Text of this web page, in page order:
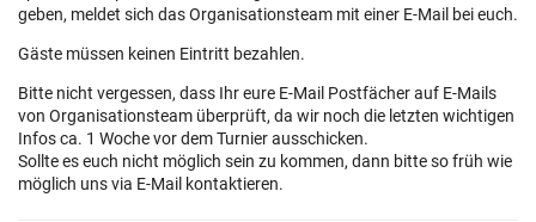
geben, meldet sich das Organisationsteam mit einer E-Mail bei euch.
Gäste müssen keinen Eintritt bezahlen.
Bitte nicht vergessen, dass Ihr eure E-Mail Postfächer auf E-Mails
von Organisationsteam überprüft, da wir noch die letzten wichtigen
Infos ca. 1 Woche vor dem Turnier ausschicken.
Sollte es euch nicht möglich sein zu kommen, dann bitte so früh wie
möglich uns via E-Mail kontaktieren.